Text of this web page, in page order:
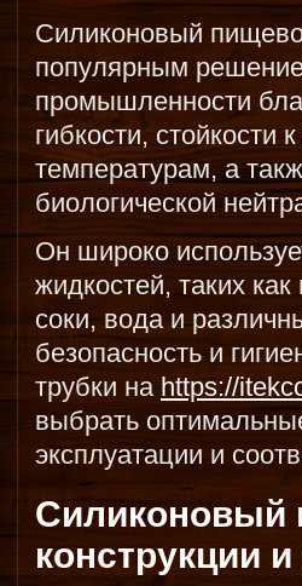
Силиконовый
популярным
промышленности
гибкости, стойкости
температурам, а
биологической
Он широко
жидкостей, таких
соки, вода и
безопасность и
трубки на https://
выбрать
эксплуатации и
Силиконовый
конструкции